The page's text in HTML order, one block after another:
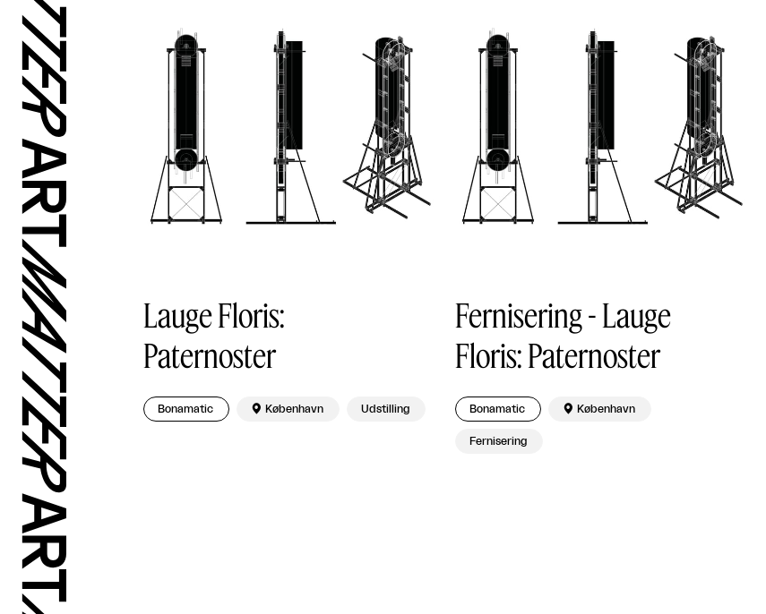
Lauge Floris:
Paternoster
Bonamatic  København Udstilling
Fernisering - Lauge
Floris: Paternoster
Bonamatic  København
Fernisering